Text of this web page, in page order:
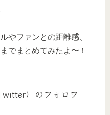
やファンとの距離感、
でまとめてみたよ〜！
）のフォロワ